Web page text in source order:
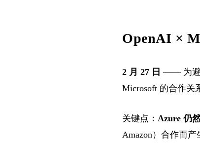
OpenAI ×
2 月 27 日 —— 为避
Microsoft 的合作关
关键点： Azure 仍
Amazon）合作而